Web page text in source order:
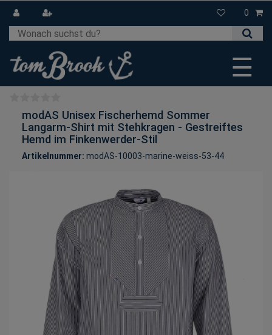
0
☰
modAS Unisex Fischerhemd Sommer
Langarm-Shirt mit Stehkragen - Gestreiftes
Hemd im Finkenwerder-Stil
Artikelnummer: modAS-10003-marine-weiss-53-44